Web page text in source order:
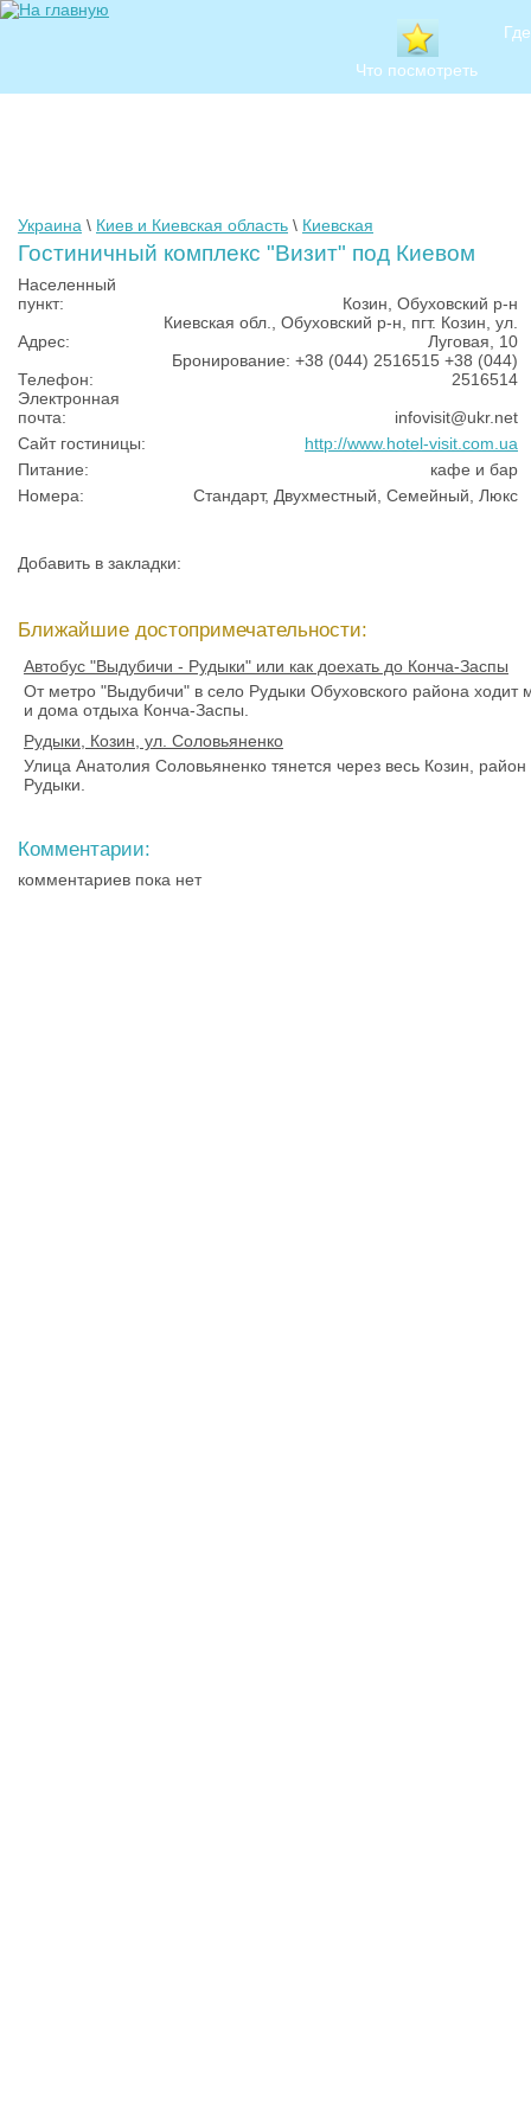
Что посмотреть
Украина \ Киев и Киевская область \ Киевская
Гостиничный комплекс "Визит" под Киевом
Населенный
пункт:
Козин, Обуховский р-н
Адрес:
Киевская обл., Обуховский р-н, пгт. Козин, ул.
Луговая, 10
Телефон:
Бронирование: +38 (044) 2516515 +38 (044)
2516514
Электронная
почта:
infovisit@ukr.net
Сайт гостиницы:
http://www.hotel-visit.com.ua
Питание:
кафе и бар
Номера:
Стандарт, Двухместный, Семейный, Люкс
Добавить в закладки:
Ближайшие достопримечательности:
Автобус "Выдубичи - Рудыки" или как доехать до Конча-Заспы
От метро "Выдубичи" в село Рудыки Обуховского района
и дома отдыха Конча-Заспы.
Рудыки, Козин, ул. Соловьяненко
Улица Анатолия Соловьяненко тянется через весь Козин, район
Рудыки.
Комментарии:
комментариев пока нет